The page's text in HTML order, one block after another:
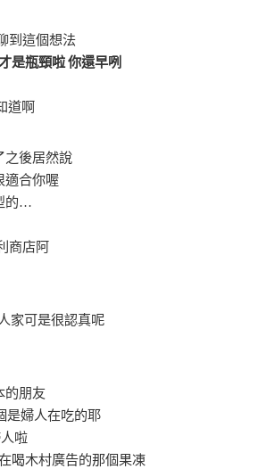
到這個想法
是瓶頸啦 你還早咧
道啊
之後居然說
適合你喔
的…
商店阿
家可是很認真呢
的朋友
是婦人在吃的耶
啦
喝木村廣告的那個果凍